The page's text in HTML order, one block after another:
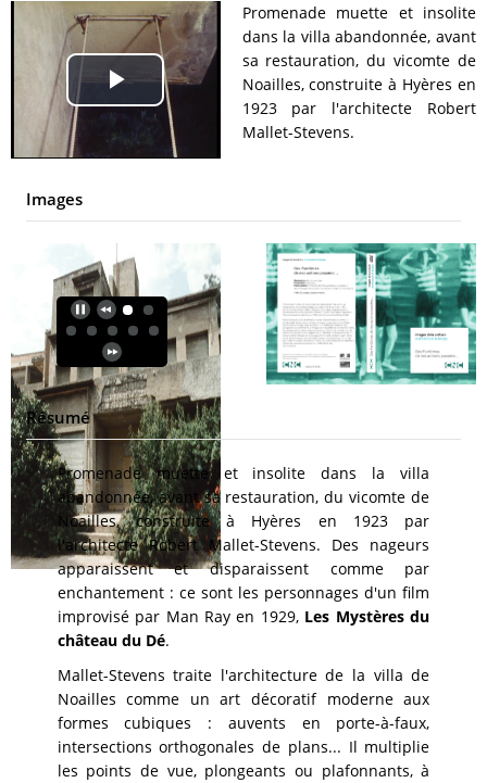
Play
Video
Promenade muette et insolite
dans la villa abandonnée, avant
sa restauration, du vicomte de
Noailles, construite à Hyères en
1923 par l'architecte Robert
Mallet-Stevens.
Images
Résumé
Promenade muette et insolite dans la villa
abandonnée, avant sa restauration, du vicomte de
Noailles, construite à Hyères en 1923 par
l'architecte Robert Mallet-Stevens. Des nageurs
apparaissent et disparaissent comme par
enchantement : ce sont les personnages d'un film
improvisé par Man Ray en 1929, Les Mystères du
château du Dé.
Mallet-Stevens traite l'architecture de la villa de
Noailles comme un art décoratif moderne aux
formes cubiques : auvents en porte-à-faux,
intersections orthogonales de plans... Il multiplie
les points de vue, plongeants ou plafonnants, à